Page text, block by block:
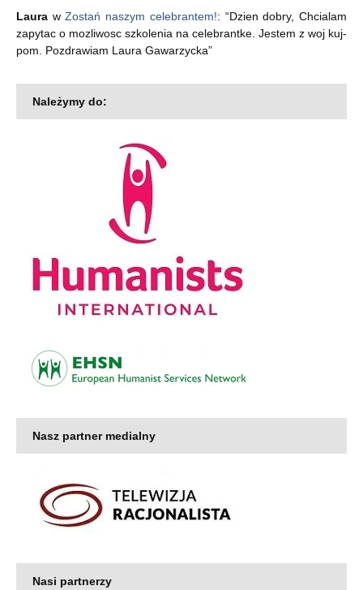
Laura wZostań naszym celebrantem!: “Dzien dobry, Chcialam
zapytac o mozliwosc szkolenia na celebrantke. Jestem z woj kuj-
pom. Pozdrawiam Laura Gawarzycka”
Należymy do:
Nasz partner medialny
Nasi partnerzy